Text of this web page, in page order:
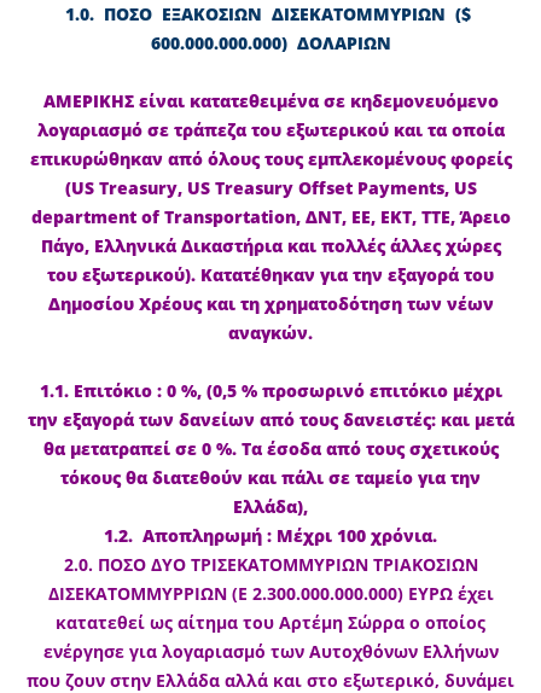
1.0. ΠΟΣΟ ΕΞΑΚΟΣΙΩΝ ΔΙΣΕΚΑΤΟΜΜΥΡΙΩΝ ($
600.000.000.000) ΔΟΛΑΡΙΩΝ
ΑΜΕΡΙΚΗΣ είναι κατατεθειμένα σε κηδεμονευόμενο
λογαριασμό σε τράπεζα του εξωτερικού και τα οποία
επικυρώθηκαν από όλους τους εμπλεκομένους φορείς
(US Treasury, US Treasury Offset Payments, US
department of Transportation, ΔΝΤ, ΕΕ, ΕΚΤ, ΤΤΕ, Άρειο
Πάγο, Ελληνικά Δικαστήρια και πολλές άλλες χώρες
του εξωτερικού). Κατατέθηκαν για την εξαγορά του
Δημοσίου Χρέους και τη χρηματοδότηση των νέων
αναγκών.
1.1. Επιτόκιο : 0 %, (0,5 % προσωρινό επιτόκιο μέχρι
την εξαγορά των δανείων από τους δανειστές: και μετά
θα μετατραπεί σε 0 %. Τα έσοδα από τους σχετικούς
τόκους θα διατεθούν και πάλι σε ταμείο για την
Ελλάδα),
1.2. Αποπληρωμή : Μέχρι 100 χρόνια.
2.0. ΠΟΣΟ ΔΥΟ ΤΡΙΣΕΚΑΤΟΜΜΥΡΙΩΝ ΤΡΙΑΚΟΣΙΩΝ
ΔΙΣΕΚΑΤΟΜΜΥΡΡΙΩΝ (Ε 2.300.000.000.000) ΕΥΡΩ έχει
κατατεθεί ως αίτημα του Αρτέμη Σώρρα ο οποίος
ενέργησε για λογαριασμό των Αυτοχθόνων Ελλήνων
που ζουν στην Ελλάδα αλλά και στο εξωτερικό, δυνάμει